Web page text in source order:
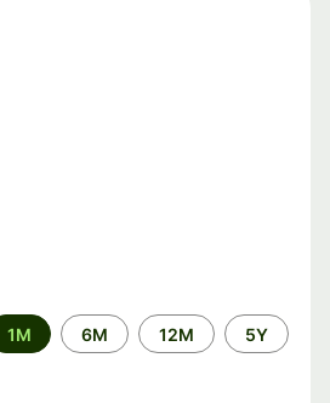
1M 6M 12M 5Y